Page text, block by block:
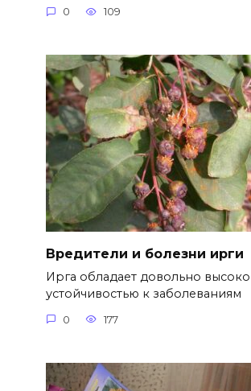
0 109
Вредители и болезни ирги
Ирга обладает довольно
устойчивостью к заболеваниям
0 177